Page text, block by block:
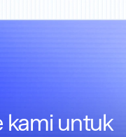
kami untuk